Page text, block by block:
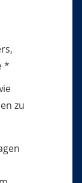
*
zu